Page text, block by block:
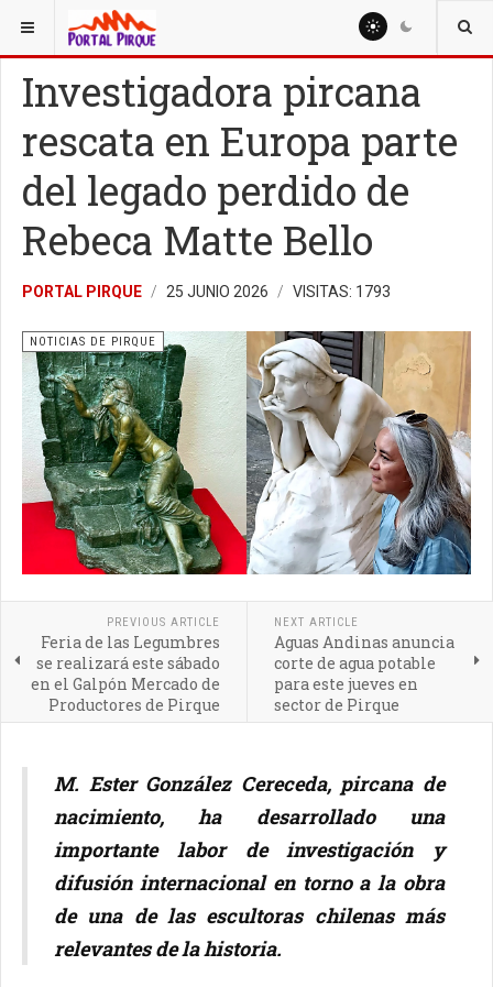
ESTÁ AQUÍ: NOTICIAS
Investigadora pircana
rescata en Europa parte
del legado perdido de
Rebeca Matte Bello
PORTAL PIRQUE 25 JUNIO 2026 VISITAS: 1793
NOTICIAS DE PIRQUE
PREVIOUS ARTICLE
Feria de las Legumbres
se realizará este sábado
en el Galpón Mercado de
Productores de Pirque
NEXT ARTICLE
Aguas Andinas anuncia
corte de agua potable
para este jueves en
sector de Pirque
M. Ester González Cereceda, pircana de
nacimiento, ha desarrollado una
importante labor de investigación y
difusión internacional en torno a la obra
de una de las escultoras chilenas más
relevantes de la historia.